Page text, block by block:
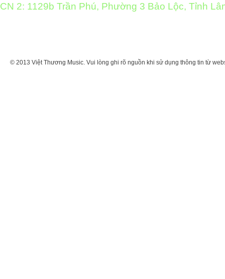
CN 2: 1129b Trần Phú, Phường 3 Bảo Lộc, Tỉnh
© 2013 Việt Thương Music. Vui lòng ghi rõ nguồn khi sử dụng thông tin từ